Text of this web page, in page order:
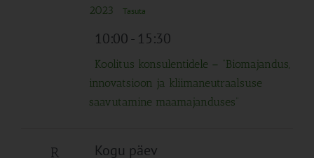
2023
Tasuta
10:00- 15:30
Koolitus konsulentidele – “Biomajandus,
innovatsioon ja kliimaneutraalsuse
saavutamine maamajanduses”
R Kogu päev